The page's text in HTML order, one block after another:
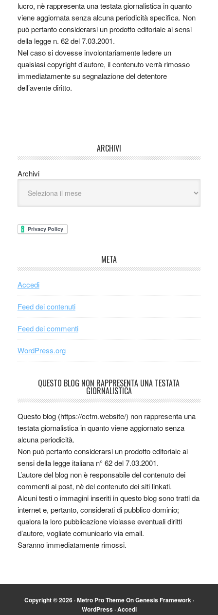
lucro, nè rappresenta una testata giornalistica in quanto
viene aggiornata senza alcuna periodicità specifica. Non
può pertanto considerarsi un prodotto editoriale ai sensi
della legge n. 62 del 7.03.2001.
Nel caso si dovesse involontariamente ledere un
qualsiasi copyright d’autore, il contenuto verrà rimosso
immediatamente su segnalazione del detentore
dell’avente diritto.
ARCHIVI
Archivi
META
Accedi
Feed dei contenuti
Feed dei commenti
WordPress.org
QUESTO BLOG NON RAPPRESENTA UNA TESTATA
GIORNALISTICA
Questo blog (https://cctm.website/) non rappresenta una
testata giornalistica in quanto viene aggiornato senza
alcuna periodicità.
Non può pertanto considerarsi un prodotto editoriale ai
sensi della legge italiana n° 62 del 7.03.2001.
L’autore del blog non è responsabile del contenuto dei
commenti ai post, nè del contenuto dei siti linkati.
Alcuni testi o immagini inseriti in questo blog sono tratti da
internet e, pertanto, considerati di pubblico dominio;
qualora la loro pubblicazione violasse eventuali diritti
d’autore, vogliate comunicarlo via email.
Saranno immediatamente rimossi.
Copyright © 2026 ·Metro Pro ThemeOnGenesis Framework·
WordPress·Accedi